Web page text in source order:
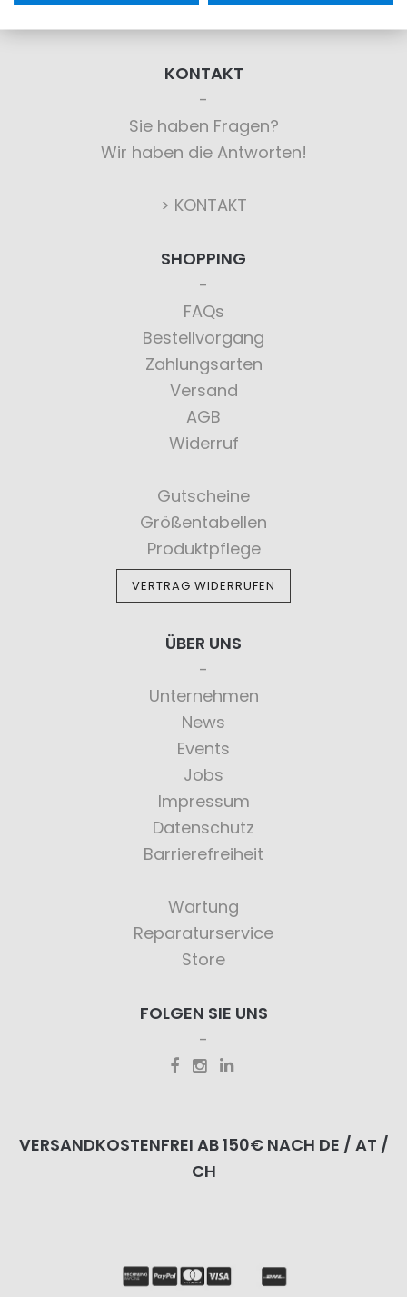
KONTAKT
Sie haben Fragen?
Wir haben die Antworten!
> KONTAKT
SHOPPING
FAQs
Bestellvorgang
Zahlungsarten
Versand
AGB
Widerruf
Gutscheine
Größentabellen
Produktpflege
VERTRAG WIDERRUFEN
ÜBER UNS
Unternehmen
News
Events
Jobs
Impressum
Datenschutz
Barrierefreiheit
Wartung
Reparaturservice
Store
FOLGEN SIE UNS
VERSANDKOSTENFREI AB 150€ NACH DE / AT /
CH